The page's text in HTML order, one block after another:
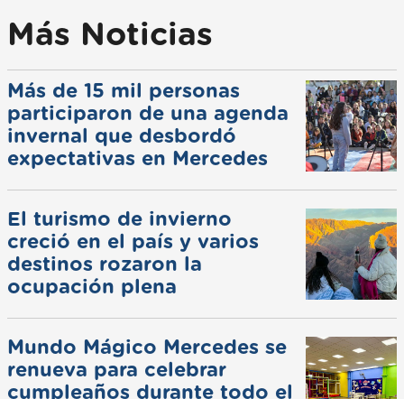
Más Noticias
Más de 15 mil personas
participaron de una agenda
invernal que desbordó
expectativas en Mercedes
El turismo de invierno
creció en el país y varios
destinos rozaron la
ocupación plena
Mundo Mágico Mercedes se
renueva para celebrar
cumpleaños durante todo el